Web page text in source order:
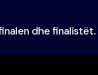
dhe finalistët.